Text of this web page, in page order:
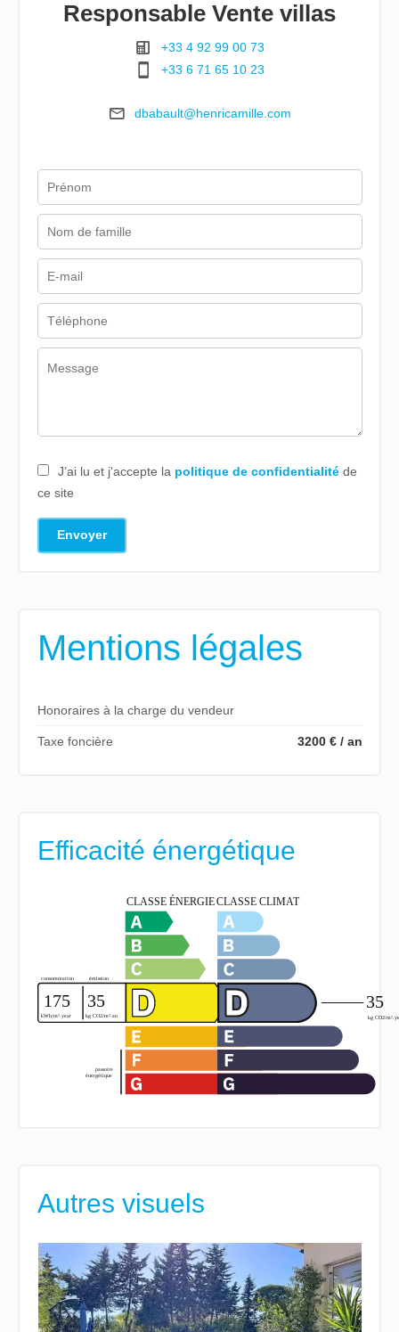
Responsable Vente villas
+33 4 92 99 00 73
+33 6 71 65 10 23
dbabault@henricamille.com
J’ai lu et j'accepte la politique de confidentialitéde
ce site
Envoyer
Mentions légales
Honoraires à la charge du vendeur
Taxe foncière 3200 € / an
Efficacité énergétique
Autres visuels